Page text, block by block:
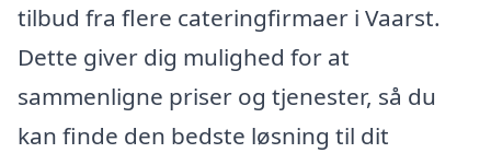
tilbud fra flere cateringfirmaer i Vaarst.
Dette giver dig mulighed for at
sammenligne priser og tjenester, så du
kan finde den bedste løsning til dit